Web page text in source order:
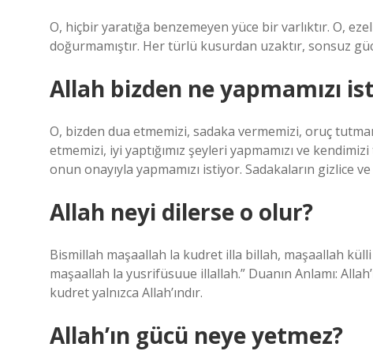
O, hiçbir yaratığa benzemeyen yüce bir varlıktır. O,
doğurmamıştır. Her türlü kusurdan uzaktır, sonsuz
Allah bizden ne yapmamızı
O, bizden dua etmemizi, sadaka vermemizi, oruç
etmemizi, iyi yaptığımız şeyleri yapmamızı ve
onun onayıyla yapmamızı istiyor. Sadakaların gizlice
Allah neyi dilerse o olur?
Bismillah maşaallah la kudret illa billah, maşaallah
maşaallah la yusrifüsuue illallah.” Duanın Anlamı:
kudret yalnızca Allah’ındır.
Allah’ın gücü neye yetmez?